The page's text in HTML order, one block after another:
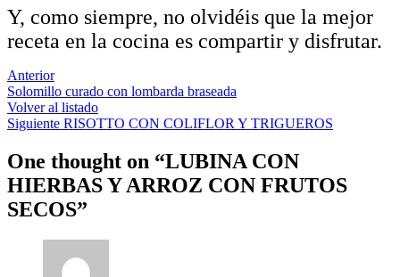
Y, como siempre, no olvidéis que la mejor
receta en la cocina es compartir y disfrutar.
Anterior
Solomillo curado con lombarda braseada
Volver al listado
Siguiente RISOTTO CON COLIFLOR Y TRIGUEROS
One thought on “LUBINA CON
HIERBAS Y ARROZ CON FRUTOS
SECOS”